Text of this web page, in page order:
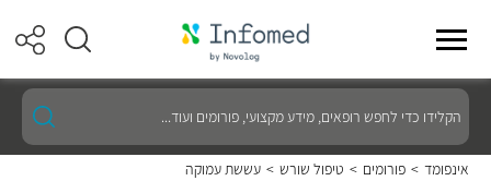
הקלידו
כדי
לחפש
רופאים,
מידע
אינפומד > פורומים > טיפול שורש > עששת עמוקה